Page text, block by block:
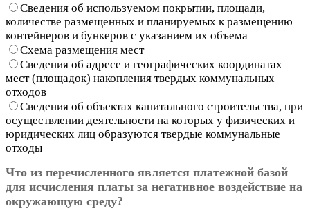
Сведения об используемом покрытии, площади,
количестве размещенных и планируемых к размещению
контейнеров и бункеров с указанием их объема
Схема размещения мест
Сведения об адресе и географических координатах
мест (площадок) накопления твердых коммунальных
отходов
Сведения об объектах капитального строительства, при
осуществлении деятельности на которых у физических и
юридических лиц образуются твердые коммунальные
отходы
Что из перечисленного является платежной базой
для исчисления платы за негативное воздействие на
окружающую среду?